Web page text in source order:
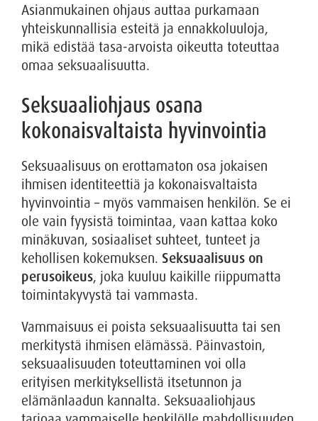
Asianmukainen ohjaus auttaa purkamaan
yhteiskunnallisia esteitä ja ennakkoluuloja,
mikä edistää tasa-arvoista oikeutta toteuttaa
omaa seksuaalisuutta.
Seksuaaliohjaus osana
kokonaisvaltaista hyvinvointia
Seksuaalisuus on erottamaton osa jokaisen
ihmisen identiteettiä ja kokonaisvaltaista
hyvinvointia – myös vammaisen henkilön. Se ei
ole vain fyysistä toimintaa, vaan kattaa koko
minäkuvan, sosiaaliset suhteet, tunteet ja
kehollisen kokemuksen. Seksuaalisuus on
perusoikeus, joka kuuluu kaikille riippumatta
toimintakyvystä tai vammasta.
Vammaisuus ei poista seksuaalisuutta tai sen
merkitystä ihmisen elämässä. Päinvastoin,
seksuaalisuuden toteuttaminen voi olla
erityisen merkityksellistä itsetunnon ja
elämänlaadun kannalta. Seksuaaliohjaus